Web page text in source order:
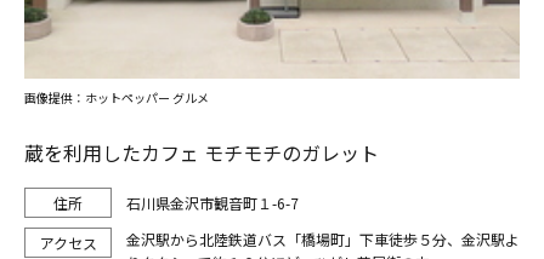
蔵を利用したカフェ モチモチのガレット
石川県金沢市観音町１-6-7
金沢駅から北陸鉄道バス「橋場町」下車徒歩５分、金沢駅よ
画像提供：ホットペッパー グルメ